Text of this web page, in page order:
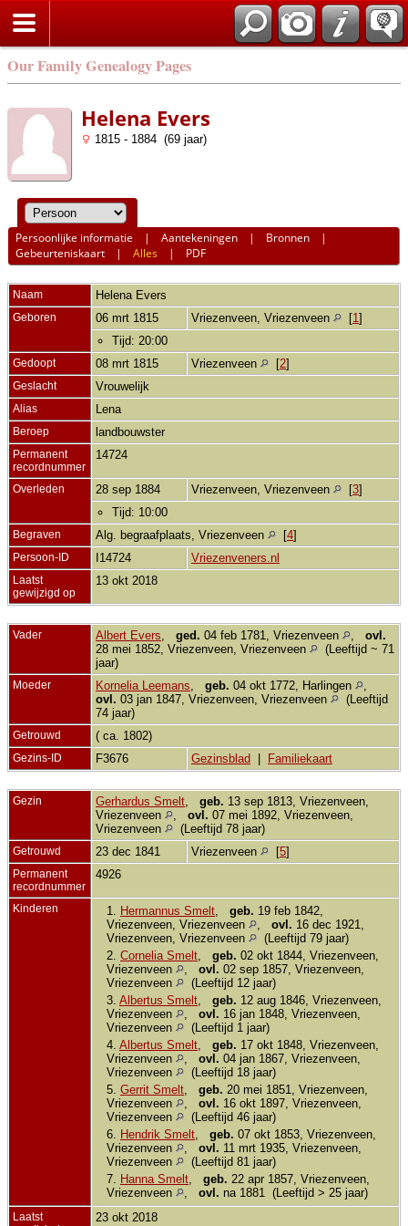
Our Family Genealogy Pages
Helena Evers
1815 - 1884 (69 jaar)
Persoonlijke informatie |Aantekeningen | Bronnen |
Gebeurteniskaart |Alles | PDF
Naam Helena Evers
Geboren 06 mrt 1815 Vriezenveen, Vriezenveen [1 ]
Tijd: 20:00
Gedoopt 08 mrt 1815 Vriezenveen [2]
Geslacht Vrouwelijk
Alias Lena
Beroep landbouwster
Permanent
recordnummer
14724
Overleden 28 sep 1884 Vriezenveen, Vriezenveen [3]
Tijd: 10:00
Begraven Alg. begraafplaats, Vriezenveen [4]
Persoon-ID I14724 Vriezenveners.nl
Laatst
gewijzigd op
13 okt 2018
Vader Albert Evers ged. 04 feb 1781, Vriezenveen
ovl.
28 mei 1852, Vriezenveen, Vriezenveen
(Leeftijd ~ 71
jaar)
Moeder Kornelia Leemans geb. 04 okt 1772, Harlingen
ovl. 03 jan 1847, Vriezenveen, Vriezenveen
(Leeftijd
74 jaar)
Getrouwd ( ca. 1802)
Gezins-ID F3676 Gezinsblad Familiekaart
Gezin Gerhardus Smelt geb. 13 sep 1813, Vriezenveen,
Vriezenveen
ovl. 07 mei 1892, Vriezenveen,
Vriezenveen
(Leeftijd 78 jaar)
Getrouwd 23 dec 1841 Vriezenveen [5]
Permanent
recordnummer
4926
Kinderen 1. Hermannus Smelt geb. 19 feb 1842,
Vriezenveen, Vriezenveen
ovl. 16 dec 1921,
Vriezenveen, Vriezenveen
(Leeftijd 79 jaar)
2. Cornelia Smelt geb. 02 okt 1844, Vriezenveen,
Vriezenveen
ovl. 02 sep 1857, Vriezenveen,
Vriezenveen
(Leeftijd 12 jaar)
3. Albertus Smelt geb. 12 aug 1846, Vriezenveen,
Vriezenveen
ovl. 16 jan 1848, Vriezenveen,
Vriezenveen
(Leeftijd 1 jaar)
4. Albertus Smelt geb. 17 okt 1848, Vriezenveen,
Vriezenveen
ovl. 04 jan 1867, Vriezenveen,
Vriezenveen
(Leeftijd 18 jaar)
5. Gerrit Smelt geb. 20 mei 1851, Vriezenveen,
Vriezenveen
ovl. 16 okt 1897, Vriezenveen,
Vriezenveen
(Leeftijd 46 jaar)
6.
Hendrik Smelt geb. 07 okt 1853, Vriezenveen,
Vriezenveen
ovl. 11 mrt 1935, Vriezenveen,
Vriezenveen
(Leeftijd 81 jaar)
7.
Hanna Smelt geb. 22 apr 1857, Vriezenveen,
Vriezenveen
ovl. na 1881 (Leeftijd > 25 jaar)
Laatst
23 okt 2018